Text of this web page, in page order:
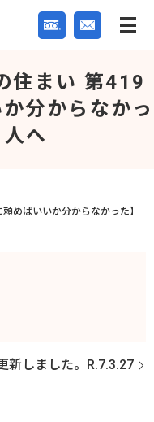
住まい 第419
分からなかっ
へ
めばいいか分からなかった】
新しました。R.7.3.27